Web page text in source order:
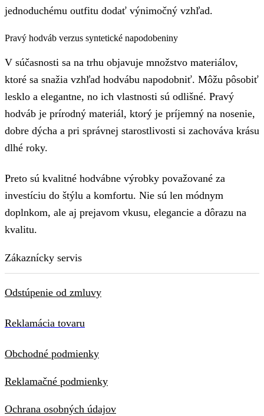
jednoduchému outfitu dodať výnimočný vzhľad.
Pravý hodváb verzus syntetické napodobeniny
V súčasnosti sa na trhu objavuje množstvo materiálov,
ktoré sa snažia vzhľad hodvábu napodobniť. Môžu pôsobiť
lesklo a elegantne, no ich vlastnosti sú odlišné. Pravý
hodváb je prírodný materiál, ktorý je príjemný na nosenie,
dobre dýcha a pri správnej starostlivosti si zachováva krásu
dlhé roky.
Preto sú kvalitné hodvábne výrobky považované za
investíciu do štýlu a komfortu. Nie sú len módnym
doplnkom, ale aj prejavom vkusu, elegancie a dôrazu na
kvalitu.
Zákaznícky servis
Odstúpenie od zmluvy
Reklamácia tovaru
Obchodné podmienky
Reklamačné podmienky
Ochrana osobných údajov